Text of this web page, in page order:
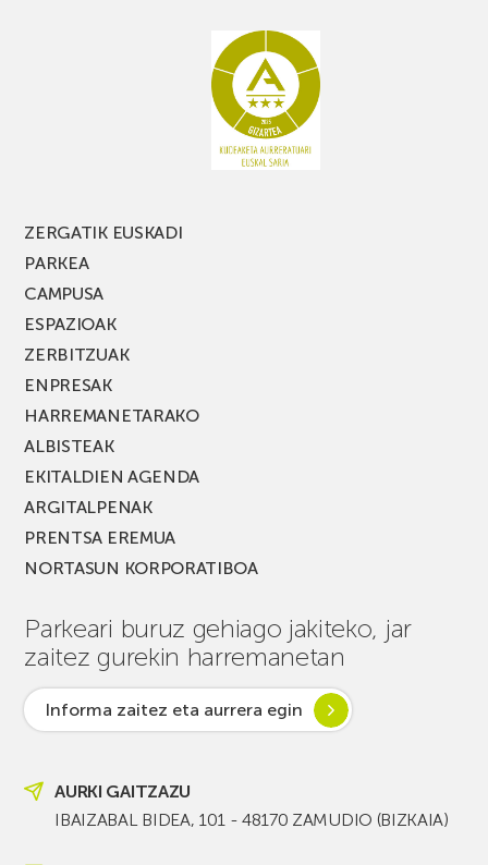
ZERGATIK EUSKADI
PARKEA
CAMPUSA
ESPAZIOAK
ZERBITZUAK
ENPRESAK
HARREMANETARAKO
ALBISTEAK
EKITALDIEN AGENDA
ARGITALPENAK
PRENTSA EREMUA
NORTASUN KORPORATIBOA
Parkeari buruz gehiago jakiteko, jar
zaitez gurekin harremanetan
Informa zaitez eta aurrera egin
AURKI GAITZAZU
IBAIZABAL BIDEA, 101 - 48170 ZAMUDIO (BIZKAIA)